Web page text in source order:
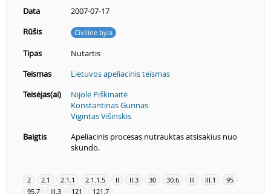
Data
2007-07-17
Rūšis
Civilinė byla
Tipas
Nutartis
Teismas
Lietuvos apeliacinis teismas
Teisėjas(ai)
Nijolė Piškinaitė
Konstantinas Gurinas
Vigintas Višinskis
Baigtis
Apeliacinis procesas nutrauktas atsisakius nuo
skundo.
2 2.1 2.1.1 2.1.1.5 II II.3 30 30.6 III III.1
95
95.7
III.3 121 121.7